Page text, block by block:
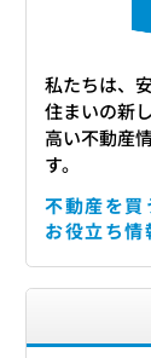
私たちは、
住まいの新
高い不動産
す。
不動産を買
お役立ち情